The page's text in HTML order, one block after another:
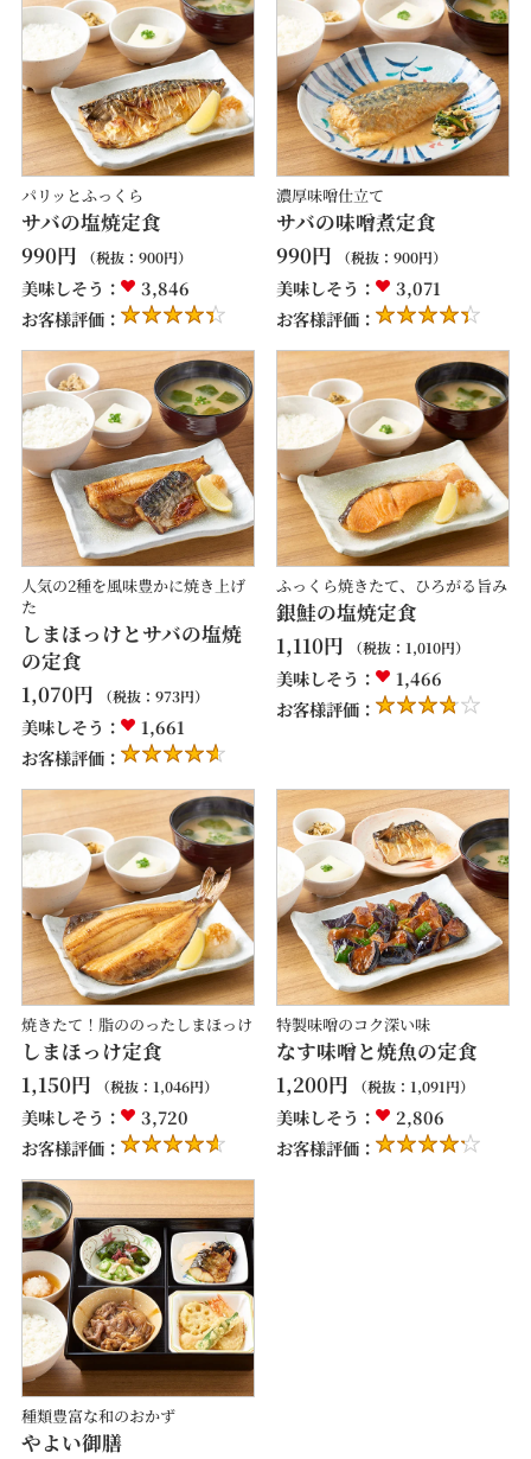
パリッとふっくら
サバの塩焼定食
990円 （税抜： 900円）
美味しそう：
3,846
お客様評価：
濃厚味噌仕立て
サバの味噌煮定食
990円 （税抜： 900円）
美味しそう：
3,071
お客様評価：
人気の2種を風味豊かに焼き上げ
た
しまほっけとサバの塩焼
の定食
1,070円 （税抜： 973円）
美味しそう：
1,661
お客様評価：
ふっくら焼きたて、ひろがる旨み
銀鮭の塩焼定食
1,110円 （税抜： 1,010円）
美味しそう：
1,466
お客様評価：
焼きたて！脂ののったしまほっけ
しまほっけ定食
1,150円 （税抜： 1,046円）
美味しそう：
3,720
お客様評価：
特製味噌のコク深い味
なす味噌と焼魚の定食
1,200円 （税抜： 1,091円）
美味しそう：
2,806
お客様評価：
種類豊富な和のおかず
やよい御膳